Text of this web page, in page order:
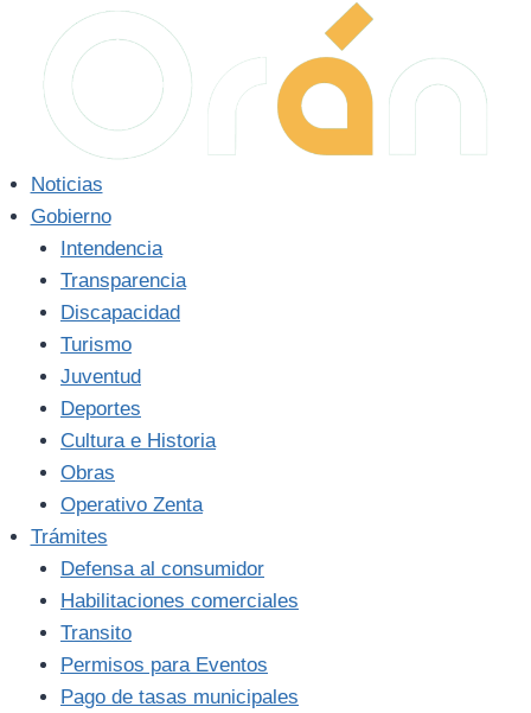
contenido
Noticias
Gobierno
Intendencia
Transparencia
Discapacidad
Turismo
Juventud
Deportes
Cultura e Historia
Obras
Operativo Zenta
Trámites
Defensa al consumidor
Habilitaciones comerciales
Transito
Permisos para Eventos
Pago de tasas municipales